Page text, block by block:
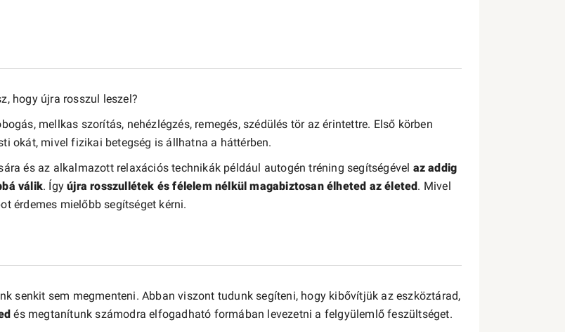
hogy újra rosszul leszel?
mellkas szorítás, nehézlégzés, remegés, szédülés tör az érintettre. Első körben
okát, mivel fizikai betegség is állhatna a háttérben.
és az alkalmazott relaxációs technikák például autogén tréning segítségével az addig
válik. Ígyújra rosszullétek és félelem nélkül magabiztosan élheted az életed. Mivel
érdemes mielőbb segítséget kérni.
senkit sem megmenteni. Abban viszont tudunk segíteni, hogy kibővítjük az eszköztárad,
és megtanítunk számodra elfogadható formában levezetni a felgyülemlő feszültséget.